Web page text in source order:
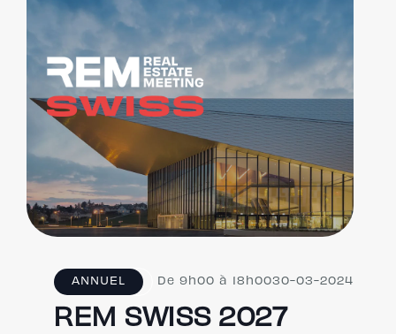
ANNUEL De 9h00 à 18h0030-03-2024
REM SWISS 2027